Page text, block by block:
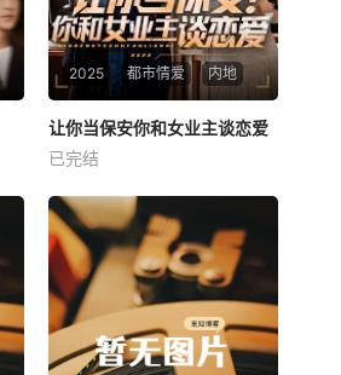
2025 都市情爱 内地
未知
让你当保安你和女业主谈恋爱
已完结